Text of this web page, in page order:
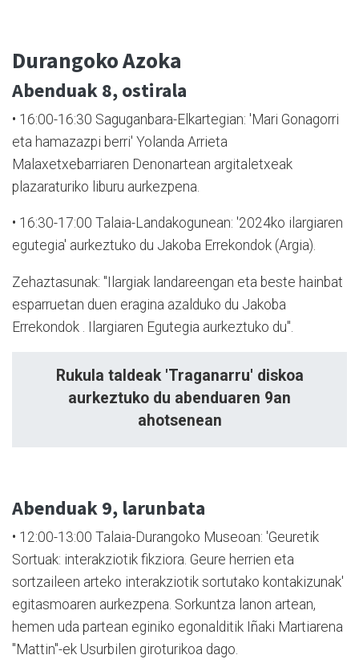
Durangoko Azoka
Abenduak 8, ostirala
• 16:00-16:30 Saguganbara-Elkartegian: 'Mari Gonagorri
eta hamazazpi berri' Yolanda Arrieta
Malaxetxebarriaren Denonartean argitaletxeak
plazaraturiko liburu aurkezpena.
• 16:30-17:00 Talaia-Landakogunean: '2024ko ilargiaren
egutegia' aurkeztuko du Jakoba Errekondok (Argia).
Zehaztasunak: "Ilargiak landareengan eta beste hainbat
esparruetan duen eragina azalduko du Jakoba
Errekondok . Ilargiaren Egutegia aurkeztuko du".
Rukula taldeak 'Traganarru' diskoa
aurkeztuko du abenduaren 9an
ahotsenean
Abenduak 9, larunbata
• 12:00-13:00 Talaia-Durangoko Museoan: 'Geuretik
Sortuak: interakziotik fikziora. Geure herrien eta
sortzaileen arteko interakziotik sortutako kontakizunak'
egitasmoaren aurkezpena. Sorkuntza lanon artean,
hemen uda partean eginiko egonalditik Iñaki Martiarena
"Mattin"-ek Usurbilen giroturikoa dago.